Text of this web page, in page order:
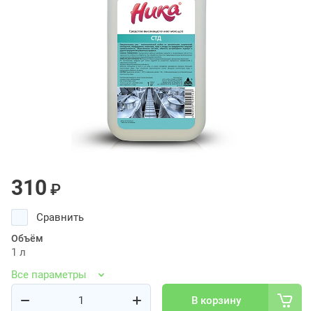
310 ₽
Сравнить
Объём
1 л
Все параметры
В корзину